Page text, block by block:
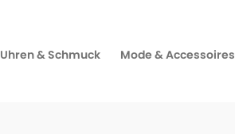
Uhren & Schmuck Mode & Accessoires